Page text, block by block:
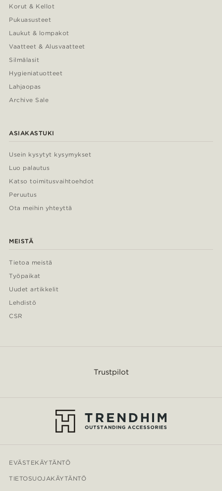
Korut & Kellot
Pukuasusteet
Laukut & lompakot
Vaatteet & Alusvaatteet
Silmälasit
Hygieniatuotteet
Lahjaopas
Archive Sale
ASIAKASTUKI
Usein kysytyt kysymykset
Luo palautus
Katso toimitusvaihtoehdot
Peruutus
Ota meihin yhteyttä
MEISTÄ
Tietoa meistä
Työpaikat
Uudet artikkelit
Lehdistö
CSR
Trustpilot
EVÄSTEKÄYTÄNTÖ
TIETOSUOJAKÄYTÄNTÖ